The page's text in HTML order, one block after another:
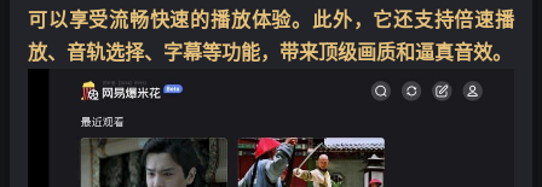
可以享受流畅快速的播放体验。此外，它还支持倍速播
放、音轨选择、字幕等功能，带来顶级画质和逼真音效。